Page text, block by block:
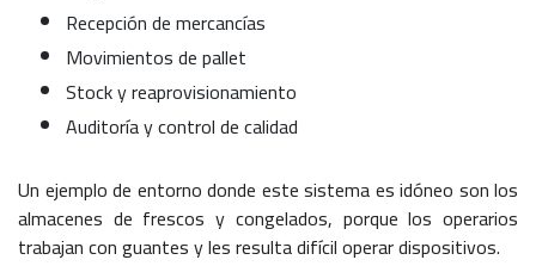
Recepción de mercancías
Movimientos de pallet
Stock y reaprovisionamiento
Auditoría y control de calidad
Un ejemplo de entorno donde este sistema es idóneo son los
almacenes de frescos y congelados, porque los operarios
trabajan con guantes y les resulta difícil operar dispositivos.